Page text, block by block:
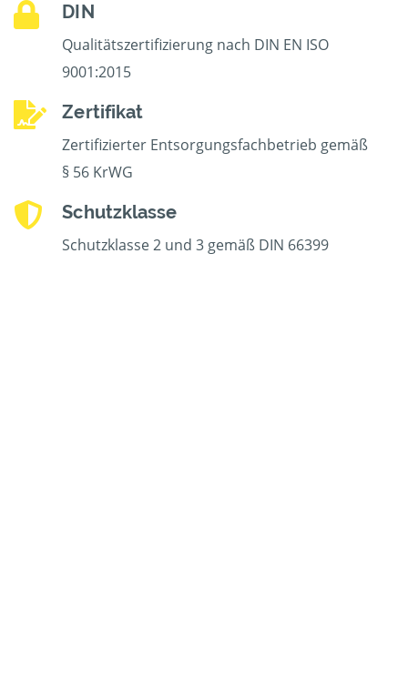
DIN
Qualitätszertifizierung nach DIN EN ISO
9001:2015
Zertifikat
Zertifizierter Entsorgungsfachbetrieb gemäß
§ 56 KrWG
Schutzklasse
Schutzklasse 2 und 3 gemäß DIN 66399